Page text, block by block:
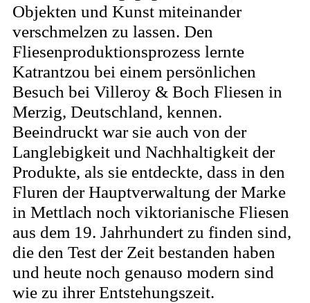
Objekten und Kunst miteinander
verschmelzen zu lassen. Den
Fliesenproduktionsprozess lernte
Katrantzou bei einem persönlichen
Besuch bei Villeroy & Boch Fliesen in
Merzig, Deutschland, kennen.
Beeindruckt war sie auch von der
Langlebigkeit und Nachhaltigkeit der
Produkte, als sie entdeckte, dass in den
Fluren der Hauptverwaltung der Marke
in Mettlach noch viktorianische Fliesen
aus dem 19. Jahrhundert zu finden sind,
die den Test der Zeit bestanden haben
und heute noch genauso modern sind
wie zu ihrer Entstehungszeit.